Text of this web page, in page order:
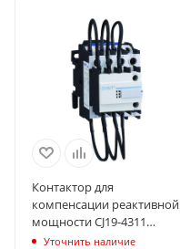
Контактор для
компенсации реактивной
мощности CJ19-4311
25кВАр 1НО+1НЗ 230В (R)
Уточнить наличие